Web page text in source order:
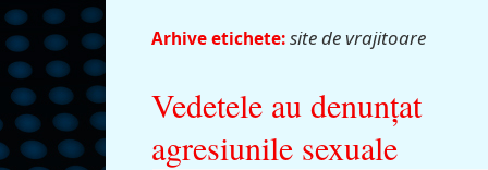
Arhive etichete:site de vrajitoare
Vedetele au denunţat
agresiunile sexuale